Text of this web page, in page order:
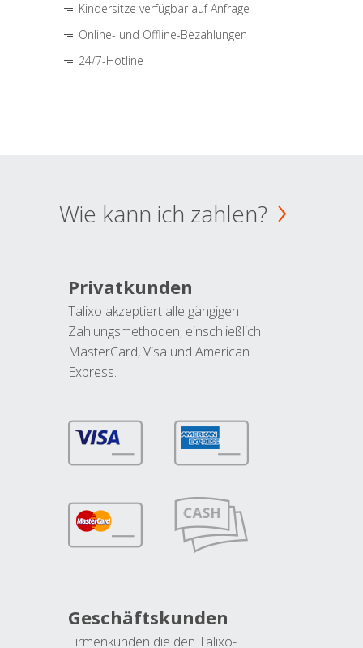
Kindersitze verfügbar auf Anfrage
Online- und Offline-Bezahlungen
24/7-Hotline
Wie kann ich zahlen?
Privatkunden
Talixo akzeptiert alle gängigen
Zahlungsmethoden, einschließlich
MasterCard, Visa und American
Express.
Geschäftskunden
Firmenkunden die den Talixo-